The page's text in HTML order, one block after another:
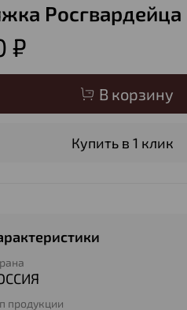
Росгвардейца
₽
В корзину
Купить в 1 клик
продукции